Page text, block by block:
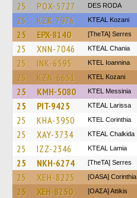
25 POX-5727 DES RODA
25 KZK-7976 KTEAL Kozani
25 EPX-8140 [TheTA] Serres
25 XNN-7046 KTEAL Chania
25 INK-6595 KTEL Ioannina
25 KZN-6651 ΚΤΕL Kozani
25 KMH-5080 KTEL Messinia
25 PIT-9425 KTEAL Larissa
25 KHA-3950 KTEL Corinthia
25 XAY-3734 KTEAL Chalkida
25 IZZ-2346 KTEAL Lamia
25 NKH-6274 [TheTA] Serres
25 XEH-8225 [OASA] Corinthia
25 XEH-8250 [ΟΑΣΑ] Αttikis